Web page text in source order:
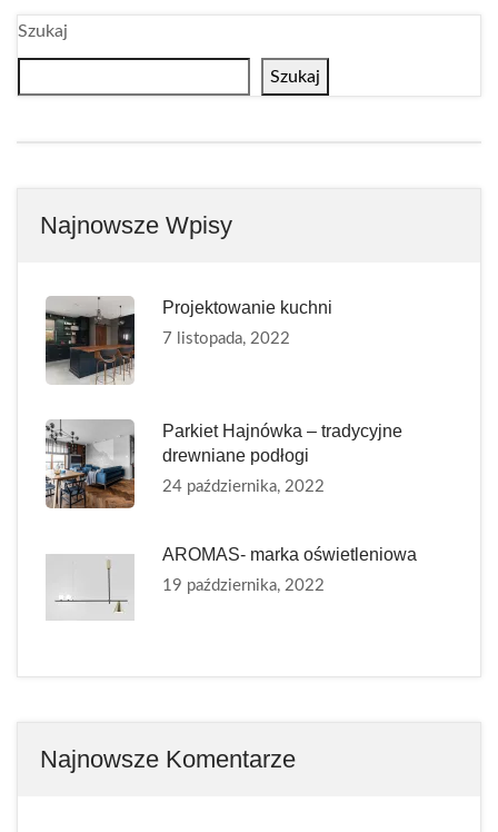
Szukaj
Szukaj
Najnowsze Wpisy
Projektowanie kuchni
7 listopada, 2022
Parkiet Hajnówka – tradycyjne
drewniane podłogi
24 października, 2022
AROMAS- marka oświetleniowa
19 października, 2022
Najnowsze Komentarze